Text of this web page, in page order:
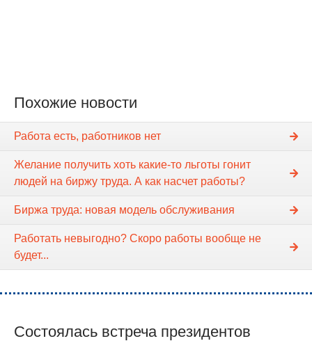
Похожие новости
Работа есть, работников нет
Желание получить хоть какие-то льготы гонит
людей на биржу труда. А как насчет работы?
Биржа труда: новая модель обслуживания
Работать невыгодно? Скоро работы вообще не
будет...
Состоялась встреча президентов